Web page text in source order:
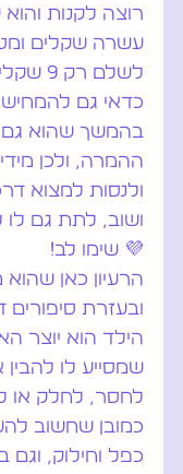
עשרה שקלים
לשלם רק 9 שקלים. איך תעשה זאת?
כדאי גם
בהמשך שהוא גם
ההמרה, ולכן
ולנסות למצוא
ושוב, לתת גם לו
💜 שימו לב!
הרעיון כאן
ובעזרת סיפורים
הילד הוא יוצר
שמסייע לו
לחסר, לחלק או
כמובן שחשוב
כפל וחילוק, וגם